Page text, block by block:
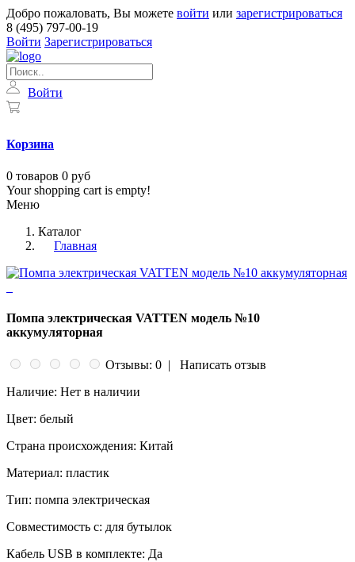
Добро пожаловать, Вы можете войти или зарегистрироваться
8 (495) 797-00-19
Войти Зарегистрироваться
Войти
Корзина
0 товаров 0 руб
Your shopping cart is empty!
Меню
Каталог
Главная
Помпа электрическая VATTEN модель №10
аккумуляторная
Отзывы: 0 |
Написать отзыв
Наличие: Нет в наличии
Цвет: белый
Страна происхождения: Китай
Материал: пластик
Тип: помпа электрическая
Совместимость с: для бутылок
Кабель USB в комплекте: Да